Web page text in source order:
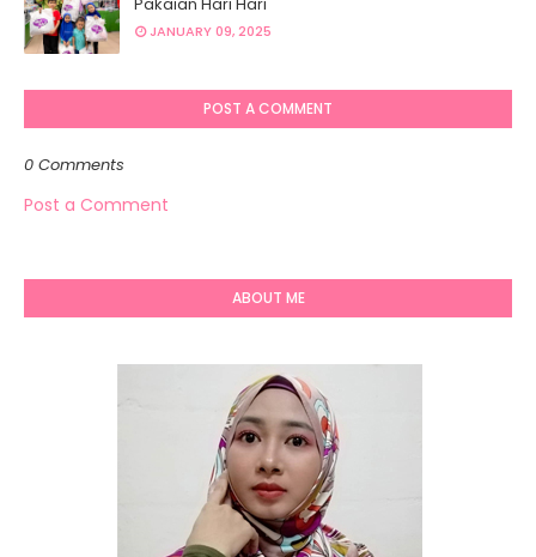
JANUARY 09, 2025
POST A COMMENT
0 Comments
Post a Comment
ABOUT ME